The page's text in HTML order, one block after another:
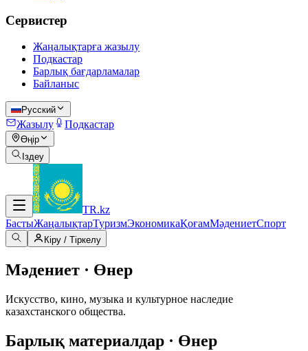
Сервистер
Жаңалықтарға жазылу
Подкастар
Барлық бағдарламалар
Байланыс
Русский
Жазылу Подкастар
Өңір
Іздеу
TR.kz
БастыЖаңалықтарТуризмЭкономикаҚоғамМәдениетСпорт
Кіру / Тіркелу
Мәдениет · Өнер
Искусство, кино, музыка и культурное наследие
казахстанского общества.
Барлық материалдар · Өнер